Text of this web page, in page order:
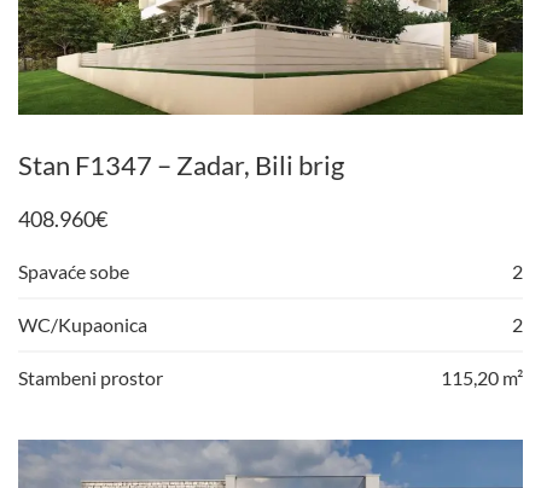
Stan F1347 – Zadar, Bili brig
408.960€
Spavaće sobe 2
WC/Kupaonica 2
Stambeni prostor 115,20 m²